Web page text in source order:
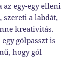
az egy-egy elleni
szereti a labdát,
kreativitás.
gólpasszt is
hogy gól